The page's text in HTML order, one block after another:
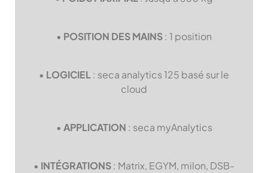
• POSITION DES MAINS: 1 position
• LOGICIEL: seca analytics 125 basé sur le
cloud
• APPLICATION : seca myAnalytics
• INTÉGRATIONS: Matrix, EGYM, milon, DSB-